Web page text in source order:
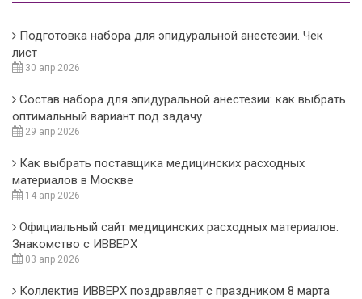
Подготовка набора для эпидуральной анестезии. Чек
лист
30 апр 2026
Состав набора для эпидуральной анестезии: как выбрать
оптимальный вариант под задачу
29 апр 2026
Как выбрать поставщика медицинских расходных
материалов в Москве
14 апр 2026
Официальный сайт медицинских расходных материалов.
Знакомство с ИВВЕРХ
03 апр 2026
Коллектив ИВВЕРХ поздравляет с праздником 8 марта